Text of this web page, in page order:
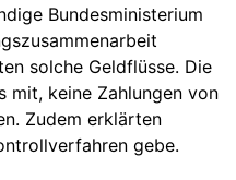
Bundesministerium
solche Geldflüsse. Die
mit, keine Zahlungen von
Zudem erklärten
gebe.